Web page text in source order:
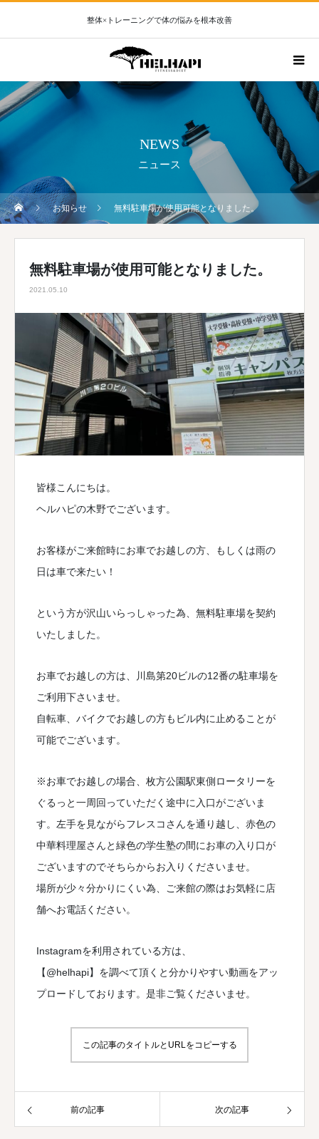
整体×トレーニングで体の悩みを根本改善
NEWS
ニュース
お知らせ 無料駐車場が使用可能となりました。
無料駐車場が使用可能となりました。
2021.05.10
皆様こんにちは。
ヘルハピの木野でございます。
お客様がご来館時にお車でお越しの方、もしくは雨の
日は車で来たい！
という方が沢山いらっしゃった為、無料駐車場を契約
いたしました。
お車でお越しの方は、川島第20ビルの12番の駐車場を
ご利用下さいませ。
自転車、バイクでお越しの方もビル内に止めることが
可能でございます。
※お車でお越しの場合、枚方公園駅東側ロータリーを
ぐるっと一周回っていただく途中に入口がございま
す。左手を見ながらフレスコさんを通り越し、赤色の
中華料理屋さんと緑色の学生塾の間にお車の入り口が
ございますのでそちらからお入りくださいませ。
場所が少々分かりにくい為、ご来館の際はお気軽に店
舗へお電話ください。
Instagramを利用されている方は、
【@helhapi】を調べて頂くと分かりやすい動画をアッ
プロードしております。是非ご覧くださいませ。
この記事のタイトルとURLをコピーする
前の記事 次の記事